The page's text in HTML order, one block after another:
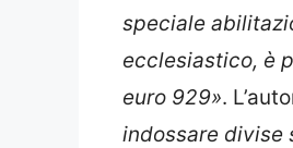
speciale
ecclesiastico, è
euro 929».
indossare divise